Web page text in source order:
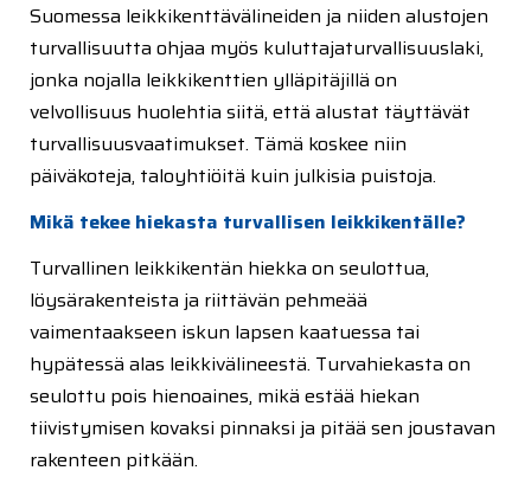
Suomessa leikkikenttävälineiden ja niiden alustojen
turvallisuutta ohjaa myös kuluttajaturvallisuuslaki,
jonka nojalla leikkikenttien ylläpitäjillä on
velvollisuus huolehtia siitä, että alustat täyttävät
turvallisuusvaatimukset. Tämä koskee niin
päiväkoteja, taloyhtiöitä kuin julkisia puistoja.
Mikä tekee hiekasta turvallisen leikkikentälle?
Turvallinen leikkikentän hiekka on seulottua,
löysärakenteista ja riittävän pehmeää
vaimentaakseen iskun lapsen kaatuessa tai
hypätessä alas leikkivälineestä. Turvahiekasta on
seulottu pois hienoaines, mikä estää hiekan
tiivistymisen kovaksi pinnaksi ja pitää sen joustavan
rakenteen pitkään.